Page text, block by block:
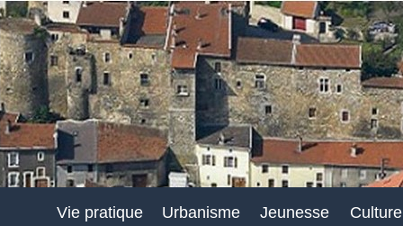
Vie pratique Urbanisme Jeunesse